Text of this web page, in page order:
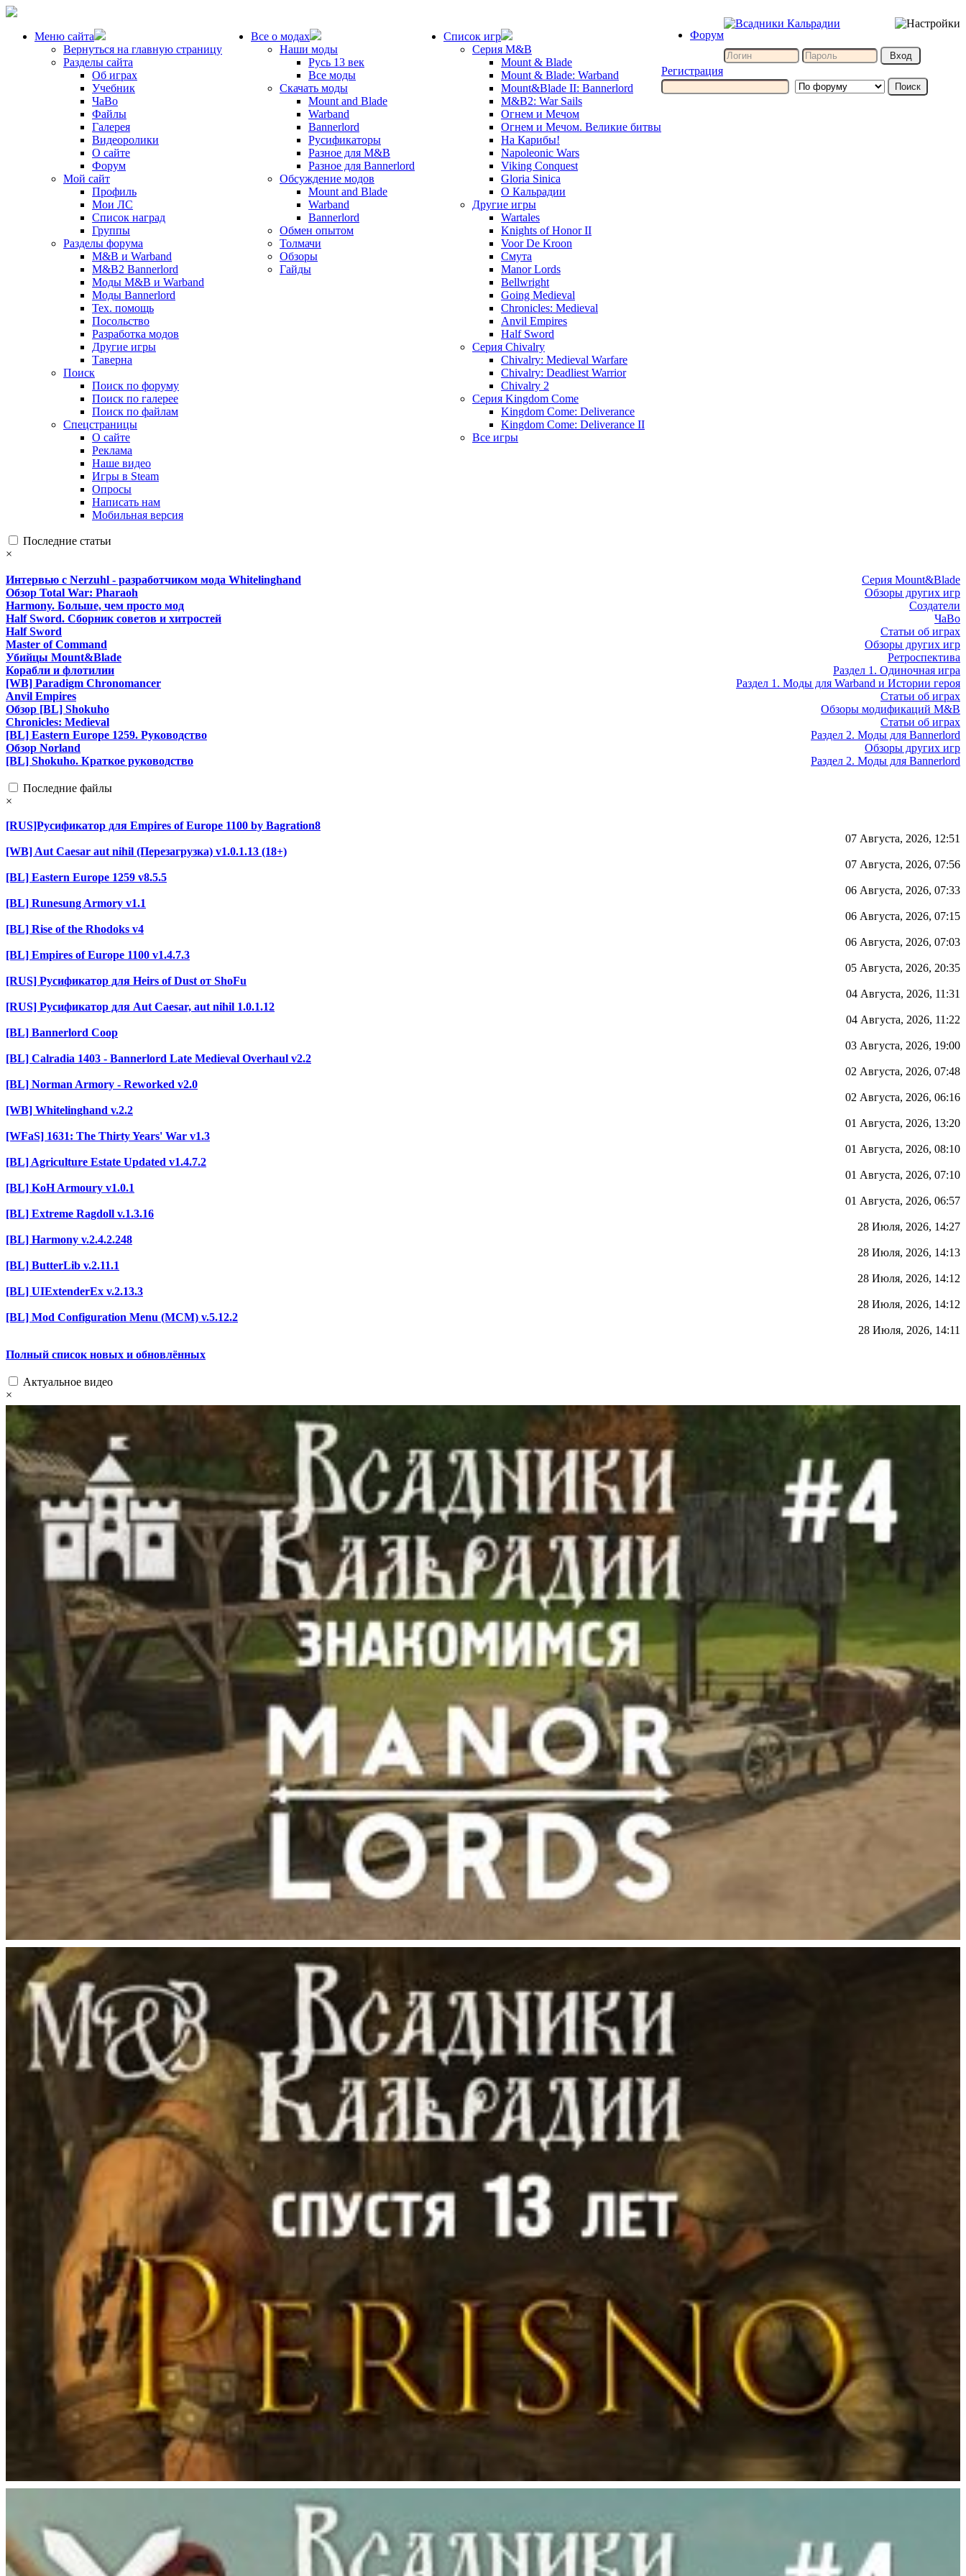
Меню сайта
Вернуться на главную страницу
Разделы сайта
Об играх
Учебник
ЧаВо
Файлы
Галерея
Видеоролики
О сайте
Форум
Мой сайт
Профиль
Мои ЛС
Список наград
Группы
Разделы форума
M&B и Warband
M&B2 Bannerlord
Моды M&B и Warband
Моды Bannerlord
Тех. помощь
Посольство
Разработка модов
Другие игры
Таверна
Поиск
Поиск по форуму
Поиск по галерее
Поиск по файлам
Спецстраницы
О сайте
Реклама
Наше видео
Игры в Steam
Опросы
Написать нам
Мобильная версия
Все о модах
Наши моды
Русь 13 век
Все моды
Скачать моды
Mount and Blade
Warband
Bannerlord
Русификаторы
Разное для M&B
Разное для Bannerlord
Обсуждение модов
Mount and Blade
Warband
Bannerlord
Обмен опытом
Толмачи
Обзоры
Гайды
Список игр
Серия M&B
Mount & Blade
Mount & Blade: Warband
Mount&Blade II: Bannerlord
M&B2: War Sails
Огнем и Мечом
Огнем и Мечом. Великие битвы
На Карибы!
Napoleonic Wars
Viking Conquest
Gloria Sinica
О Кальрадии
Другие игры
Wartales
Knights of Honor II
Voor De Kroon
Смута
Manor Lords
Bellwright
Going Medieval
Chronicles: Medieval
Anvil Empires
Half Sword
Серия Chivalry
Chivalry: Medieval Warfare
Chivalry: Deadliest Warrior
Chivalry 2
Серия Kingdom Come
Kingdom Come: Deliverance
Kingdom Come: Deliverance II
Все игры
Форум
Регистрация
Последние статьи
×
Серия Mount&Blade
Интервью с Nerzuhl - разработчиком мода Whitelinghand
Обзоры других игр
Обзор Total War: Pharaoh
Создатели
Harmony. Больше, чем просто мод
ЧаВо
Half Sword. Сборник советов и хитростей
Статьи об играх
Half Sword
Обзоры других игр
Master of Command
Ретроспектива
Убийцы Mount&Blade
Раздел 1. Одиночная игра
Корабли и флотилии
Раздел 1. Моды для Warband и Истории героя
[WB] Paradigm Chronomancer
Статьи об играх
Anvil Empires
Обзоры модификаций M&B
Обзор [BL] Shokuho
Статьи об играх
Chronicles: Medieval
Раздел 2. Моды для Bannerlord
[BL] Eastern Europe 1259. Руководство
Обзоры других игр
Обзор Norland
Раздел 2. Моды для Bannerlord
[BL] Shokuho. Краткое руководство
Последние файлы
×
[RUS]Русификатор для Empires of Europe 1100 by Bagration8
07 Августа, 2026, 12:51
[WB] Aut Caesar aut nihil (Перезагрузка) v1.0.1.13 (18+)
07 Августа, 2026, 07:56
[BL] Eastern Europe 1259 v8.5.5
06 Августа, 2026, 07:33
[BL] Runesung Armory v1.1
06 Августа, 2026, 07:15
[BL] Rise of the Rhodoks v4
06 Августа, 2026, 07:03
[BL] Empires of Europe 1100 v1.4.7.3
05 Августа, 2026, 20:35
[RUS] Русификатор для Heirs of Dust от ShoFu
04 Августа, 2026, 11:31
[RUS] Русификатор для Aut Caesar, aut nihil 1.0.1.12
04 Августа, 2026, 11:22
[BL] Bannerlord Coop
03 Августа, 2026, 19:00
[BL] Calradia 1403 - Bannerlord Late Medieval Overhaul v2.2
02 Августа, 2026, 07:48
[BL] Norman Armory - Reworked v2.0
02 Августа, 2026, 06:16
[WB] Whitelinghand v.2.2
01 Августа, 2026, 13:20
[WFaS] 1631: The Thirty Years' War v1.3
01 Августа, 2026, 08:10
[BL] Agriculture Estate Updated v1.4.7.2
01 Августа, 2026, 07:10
[BL] KoH Armoury v1.0.1
01 Августа, 2026, 06:57
[BL] Extreme Ragdoll v.1.3.16
28 Июля, 2026, 14:27
[BL] Harmony v.2.4.2.248
28 Июля, 2026, 14:13
[BL] ButterLib v.2.11.1
28 Июля, 2026, 14:12
[BL] UIExtenderEx v.2.13.3
28 Июля, 2026, 14:12
[BL] Mod Configuration Menu (MCM) v.5.12.2
28 Июля, 2026, 14:11
Полный список новых и обновлённых
Актуальное видео
×